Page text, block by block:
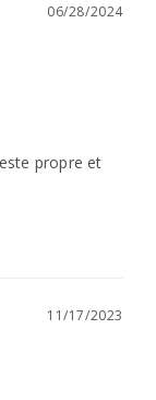
06/28/2024
propre et
11/17/2023